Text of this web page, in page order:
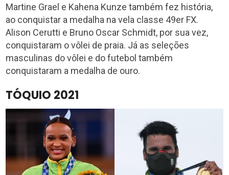
Martine Grael e Kahena Kunze também fez história,
ao conquistar a medalha na vela classe 49er FX.
Alison Cerutti e Bruno Oscar Schmidt, por sua vez,
conquistaram o vôlei de praia. Já as seleções
masculinas do vôlei e do futebol também
conquistaram a medalha de ouro.
TÓQUIO 2021